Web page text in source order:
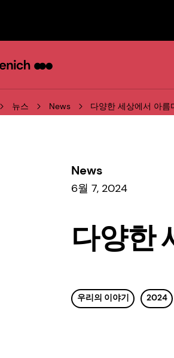
뉴스 News 다양한 세상에서 아름
News
6월 7, 2024
다양한
우리의 이야기 2024